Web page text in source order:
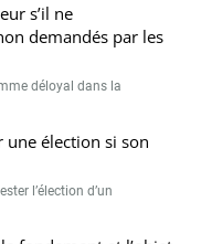
s’il ne
demandés par les
déloyal dans la
une élection si son
l’élection d’un